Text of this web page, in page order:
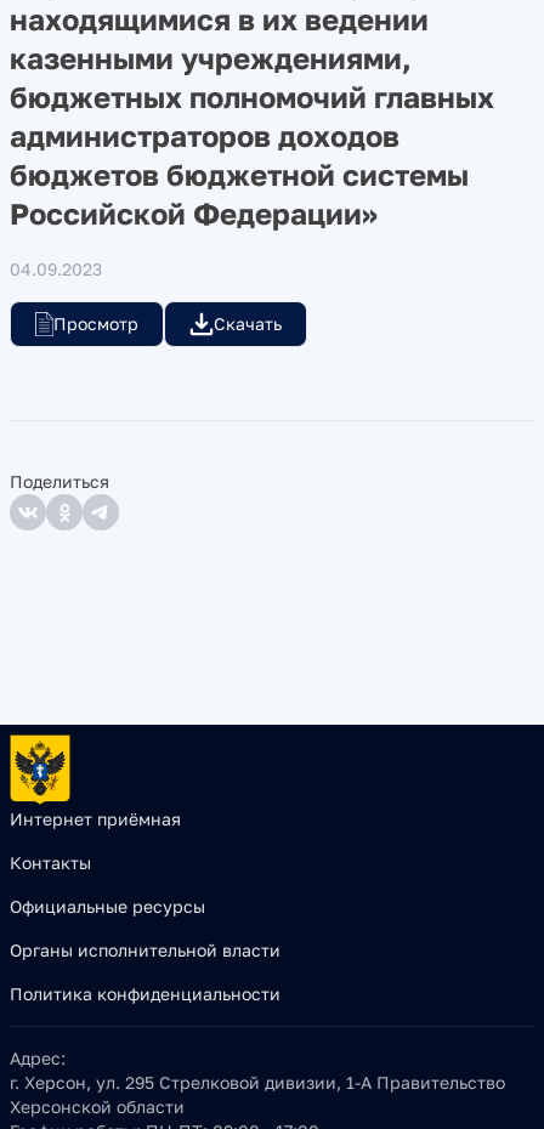
находящимися в их ведении
казенными учреждениями,
бюджетных полномочий главных
администраторов доходов
бюджетов бюджетной системы
Российской Федерации»
04.09.2023
Просмотр Скачать
Поделиться
Интернет приёмная
Контакты
Официальные ресурсы
Органы исполнительной власти
Политика конфиденциальности
Адрес:
г. Херсон, ул. 295 Стрелковой дивизии, 1-А Правительство
Херсонской области